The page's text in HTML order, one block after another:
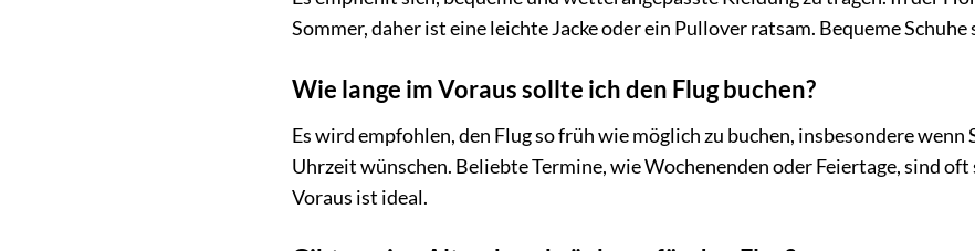
Sommer, daher ist eine leichte Jacke oder ein Pullover ratsam. Bequeme
Wie lange im Voraus sollte ich den Flug buchen?
Es wird empfohlen, den Flug so früh wie möglich zu buchen, insbesondere
Uhrzeit wünschen. Beliebte Termine, wie Wochenenden oder Feiertage, sind
Voraus ist ideal.